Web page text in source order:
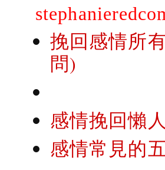
挽回感情所
問)
感情挽回懶
感情常見的